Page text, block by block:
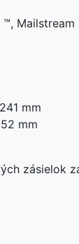
™,
mm
mm
zásielok